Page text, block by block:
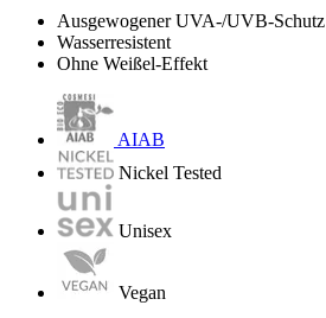
Ausgewogener UVA-/UVB-Schutz
Wasserresistent
Ohne Weißel-Effekt
AIAB
Nickel Tested
Unisex
Vegan